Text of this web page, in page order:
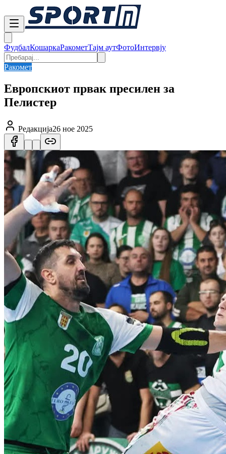
ФудбалКошаркаРакометТајм аутФотоИнтервју
Ракомет
Европскиот првак пресилен за
Пелистер
Редакција26 ное 2025